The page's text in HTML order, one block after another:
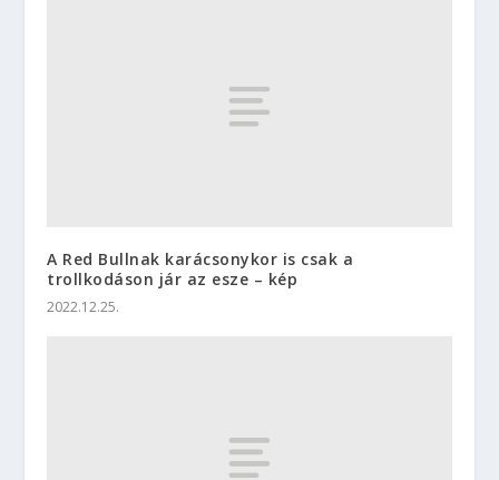
A Red Bullnak karácsonykor is csak a
trollkodáson jár az esze – kép
2022.12.25.